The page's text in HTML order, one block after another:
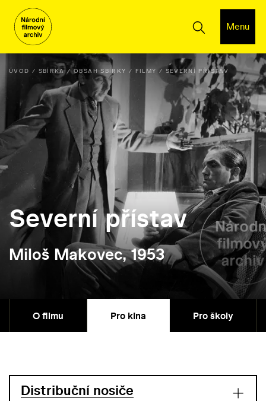
Menu
ÚVOD SBÍRKA OBSAH SBÍRKY FILMY SEVERNÍ PŘÍSTAV
Severní přístav
Miloš Makovec, 1953
O filmu Pro kina Pro školy
Distribuční nosiče